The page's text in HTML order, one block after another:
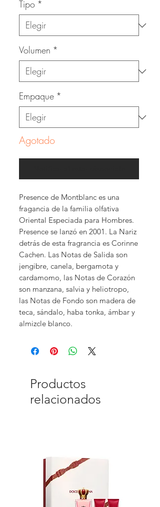
Tipo *
Volumen *
Empaque *
Agotado
Presence de Montblanc es una
fragancia de la familia olfativa
Oriental Especiada para Hombres.
Presence se lanzó en 2001. La Nariz
detrás de esta fragrancia es Corinne
Cachen. Las Notas de Salida son
jengibre, canela, bergamota y
cardamomo, las Notas de Corazón
son manzana, salvia y heliotropo,
las Notas de Fondo son madera de
teca, sándalo, haba tonka, ámbar y
almizcle blanco.
Productos
relacionados